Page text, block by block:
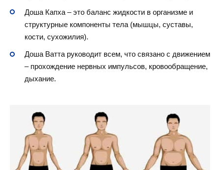
Доша Капха – это баланс жидкости в организме и
структурные компоненты тела (мышцы, суставы,
кости, сухожилия).
Доша Ватта руководит всем, что связано с движением
– прохождение нервных импульсов, кровообращение,
дыхание.